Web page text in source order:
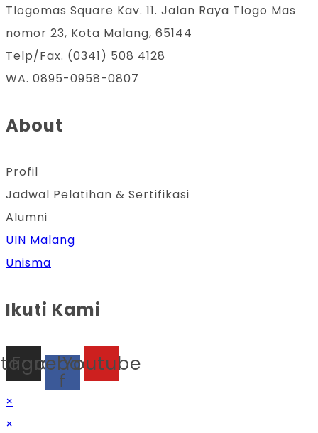
Tlogomas Square Kav. 11. Jalan Raya Tlogo Mas
nomor 23, Kota Malang, 65144
Telp/Fax. (0341) 508 4128
WA. 0895-0958-0807
About
Profil
Jadwal Pelatihan & Sertifikasi
Alumni
UIN Malang
Unisma
Ikuti Kami
Facebook-
f
Youtube
×
×